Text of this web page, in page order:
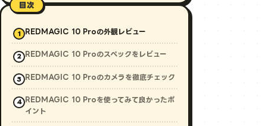
目次
REDMAGIC 10 Proの外観レビュー
REDMAGIC 10 Proのスペックをレビュー
REDMAGIC 10 Proのカメラを徹底チェック
REDMAGIC 10 Proを使ってみて良かったポ
イント